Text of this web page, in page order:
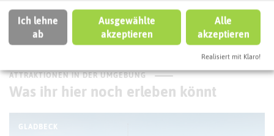
Autoroute finden
ATTRAKTIONEN IN DER UMGEBUNG
Was ihr hier noch erleben könnt
GLADBECK
Ich lehne
ab
Ausgewählte
akzeptieren
Alle
akzeptieren
Realisiert mit Klaro!